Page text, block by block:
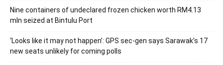
Nine containers of undeclared frozen chicken worth RM4.13
mln seized at Bintulu Port
‘Looks like it may not happen’: GPS sec-gen says Sarawak’s 17
new seats unlikely for coming polls